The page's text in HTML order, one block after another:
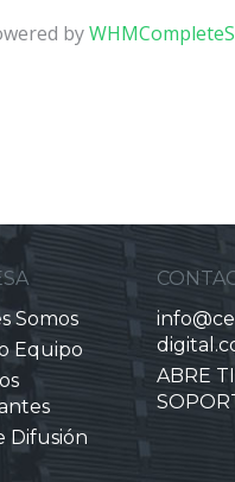
by
Somos
Equipo
Difusión
ABRE